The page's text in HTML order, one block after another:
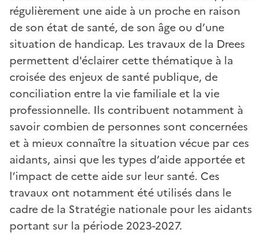
régulièrement une aide à un proche en raison
de son état de santé, de son âge ou d’une
situation de handicap. Les travaux de la Drees
permettent d'éclairer cette thématique à la
croisée des enjeux de santé publique, de
conciliation entre la vie familiale et la vie
professionnelle. Ils contribuent notamment à
savoir combien de personnes sont concernées
et à mieux connaître la situation vécue par ces
aidants, ainsi que les types d’aide apportée et
l’impact de cette aide sur leur santé. Ces
travaux ont notamment été utilisés dans le
cadre de la Stratégie nationale pour les aidants
portant sur la période 2023-2027.